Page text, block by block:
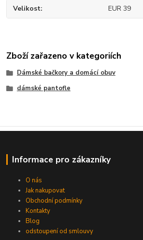
Velikost EUR 39
Zboží zařazeno v kategoriích
Dámské bačkory a domácí obuv
dámské pantofle
Informace pro zákazníky
O nás
Jak nakupovat
Obchodní podmínky
Kontakty
Blog
odstoupení od smlouvy